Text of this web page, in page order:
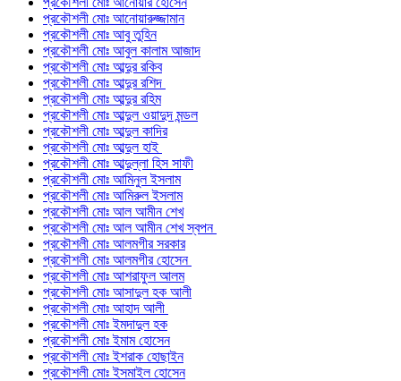
প্রকৌশলী মোঃ আনোয়ারুজ্জামান
প্রকৌশলী মোঃ আবু তুহিন
প্রকৌশলী মোঃ আবুল কালাম আজাদ
প্রকৌশলী মোঃ আব্দুর রকিব
প্রকৌশলী মোঃ আব্দুর রশিদ
প্রকৌশলী মোঃ আব্দুর রহিম
প্রকৌশলী মোঃ আব্দুল ওয়াদুদ মন্ডল
প্রকৌশলী মোঃ আব্দুল কাদির
প্রকৌশলী মোঃ আব্দুল হাই
প্রকৌশলী মোঃ আব্দুল্লা হিস সাফী
প্রকৌশলী মোঃ আমিনুল ইসলাম
প্রকৌশলী মোঃ আমিরুল ইসলাম
প্রকৌশলী মোঃ আল আমীন শেখ
প্রকৌশলী মোঃ আল আমীন শেখ স্বপন
প্রকৌশলী মোঃ আলমগীর সরকার
প্রকৌশলী মোঃ আলমগীর হোসেন
প্রকৌশলী মোঃ আশরাফুল আলম
প্রকৌশলী মোঃ আসাদুল হক আলী
প্রকৌশলী মোঃ আহাদ আলী
প্রকৌশলী মোঃ ইমদাদুল হক
প্রকৌশলী মোঃ ইমাম হোসেন
প্রকৌশলী মোঃ ইশরাক হোছাইন
প্রকৌশলী মোঃ ইসমাইল হোসেন